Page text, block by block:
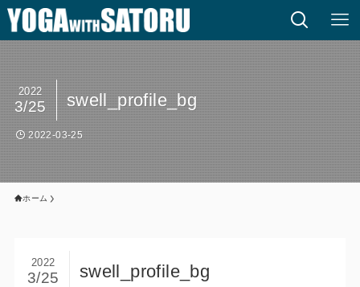
swell_profile_bg
2022
3/25
2022-03-25
ホーム
swell_profile_bg
2022
3/25